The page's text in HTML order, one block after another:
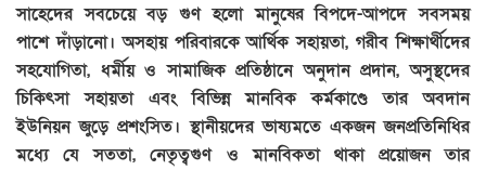
সাহেদের সবচেয়ে বড় গুণ হলো মানুষের বিপদে-আপদে সবসময়
পাশে দাঁড়ানো। অসহায় পরিবারকে আর্থিক সহায়তা, গরীব শিক্ষার্থীদের
সহযোগিতা, ধর্মীয় ও সামাজিক প্রতিষ্ঠানে অনুদান প্রদান, অসুস্থদের
চিকিৎসা সহায়তা এবং বিভিন্ন মানবিক কর্মকাণ্ডে তার অবদান
ইউনিয়ন জুড়ে প্রশংসিত। স্থানীয়দের ভাষ্যমতে একজন জনপ্রতিনিধির
মধ্যে যে সততা, নেতৃত্বগুণ ও মানবিকতা থাকা প্রয়োজন তার